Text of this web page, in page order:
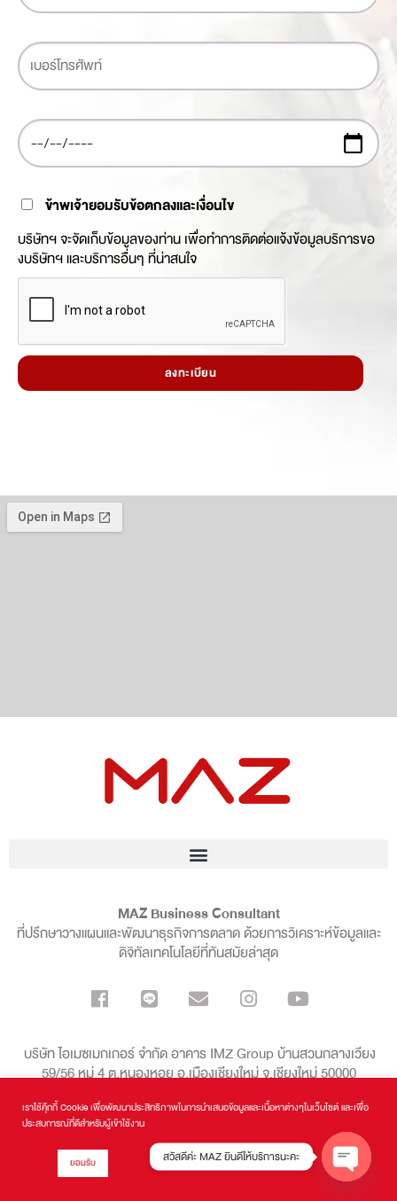
ข้าพเจ้ายอมรับข้อตกลงและเงื่อนไข
บริษัทฯ จะจัดเก็บข้อมูลของท่าน เพื่อทำการติดต่อแจ้งข้อมูลบริการขอ
งบริษัทฯ และบริการอื่นๆ ที่น่าสนใจ
ลงทะเบียน
MAZ Business Consultant
ที่ปรึกษาวางแผนและพัฒนาธุรกิจการตลาด ด้วยการวิเคราะห์ข้อมูลและ
ดิจิทัลเทคโนโลยีที่ทันสมัยล่าสุด
บริษัท ไอเมซเมกเกอร์ จำกัด อาคาร IMZ Group บ้านสวนกลางเวียง
59/56 หมู่ 4 ต.หนองหอย อ.เมืองเชียงใหม่ จ.เชียงใหม่ 50000
099-136-8998
MAZ Business Consultant| Copyrights © 2016 - 2024 All Rights
เราใช้คุ๊กกี้ Cookie เพื่อพัฒนาประสิทธิภาพในการนำเสนอข้อมูลและเนื้อหาต่างๆในเว็บไซต์ และเพื่อ
ประสบการณ์ที่ดีสำหรับผู้เข้าใช้งาน
ยอมรับ สวัสดีค่ะ MAZ ยินดีให้บริการนะคะ